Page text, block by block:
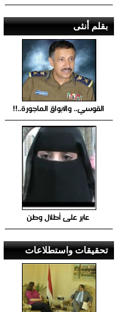
بقلم أنثى
القوسي.. والابواق الماجورة..!!
عابر على أطلال وطن
تحقيقات واستطلاعات